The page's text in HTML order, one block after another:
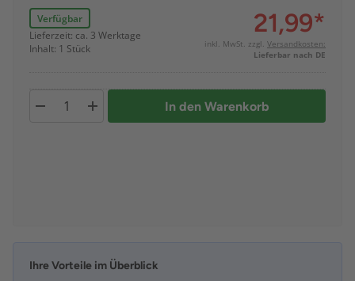
Verfügbar
Lieferzeit: ca. 3 Werktage
Inhalt: 1 Stück
21,99*
inkl. MwSt. zzgl. Versandkosten:
Lieferbar nach DE
In den Warenkorb
Ihre Vorteile im Überblick